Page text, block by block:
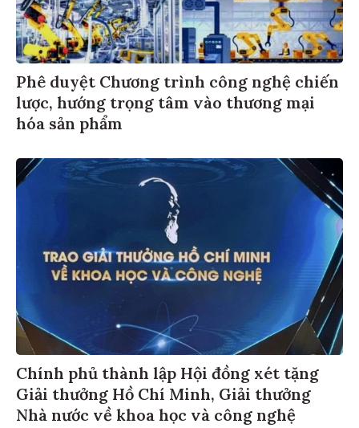
Phê duyệt Chương trình công nghệ chiến
lược, hướng trọng tâm vào thương mại
hóa sản phẩm
Chính phủ thành lập Hội đồng xét tặng
Giải thưởng Hồ Chí Minh, Giải thưởng
Nhà nước về khoa học và công nghệ